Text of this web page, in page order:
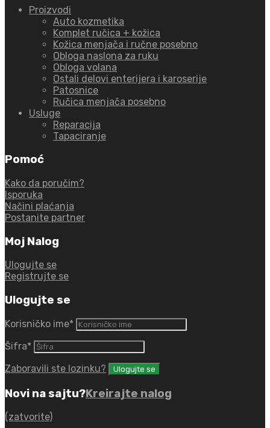
Proizvodi
Auto kozmetika
Komplet ručica + kožica
Kožica menjača i ručne posebno
Obloga naslona za ruku
Obloga volana
Ostali delovi enterijera i karoserije
Patosnice
Ručica menjača posebno
Usluge
Reparacija
Tapaciranje
Pomoć
Kako da poručim?
Isporuka
Načini plaćanja
Postanite partner
Moj Nalog
Ulogujte se
Registrujte se
Ulogujte se
Korisničko ime*
Šifra*
Zaboravili ste lozinku?
Novi na sajtu?Kreirajte nalog
(zatvorite)